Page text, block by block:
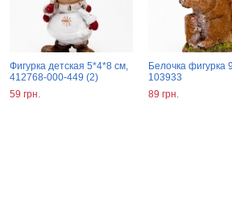
Фигурка детская 5*4*8 см,
412768-000-449 (2)
59 грн.
Белочка фигурка
103933
89 грн.